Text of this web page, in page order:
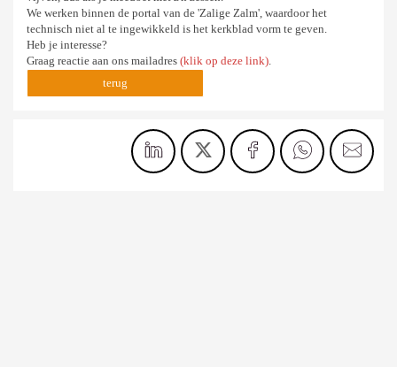
We werken binnen de portal van de 'Zalige Zalm', waardoor het
technisch niet al te ingewikkeld is het kerkblad vorm te geven.
Heb je interesse?
Graag reactie aan ons mailadres (klik op deze link).
terug